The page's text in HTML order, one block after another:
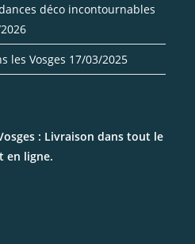
déco incontournables
les Vosges 17/03/2025
: Livraison dans tout le
en ligne.